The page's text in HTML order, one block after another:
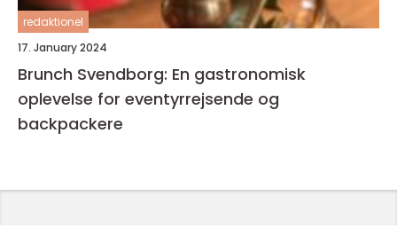
redaktionel
17. January 2024
Brunch Svendborg: En gastronomisk
oplevelse for eventyrrejsende og
backpackere